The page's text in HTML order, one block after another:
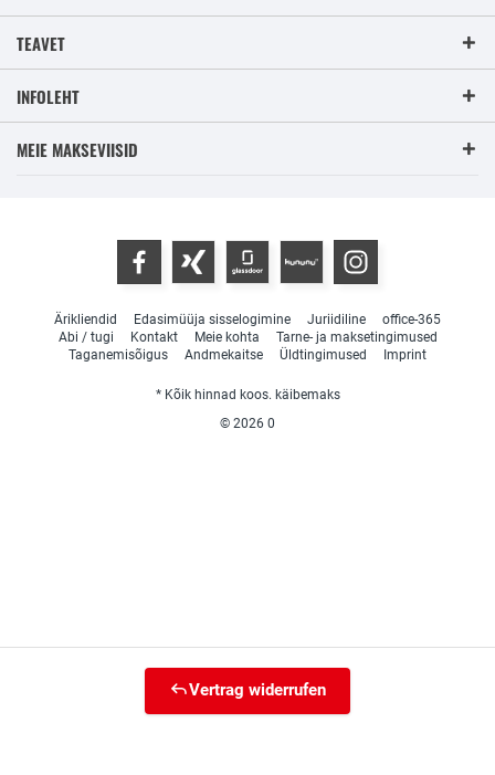
TEAVET
INFOLEHT
MEIE MAKSEVIISID
Ärikliendid Edasimüüja sisselogimine Juriidiline
office-365
Abi / tugi
Kontakt Meie kohta
Tarne- ja maksetingimused
Taganemisõigus
Andmekaitse Üldtingimused Imprint
* Kõik hinnad koos. käibemaks
© 2026 0
Vertrag widerrufen